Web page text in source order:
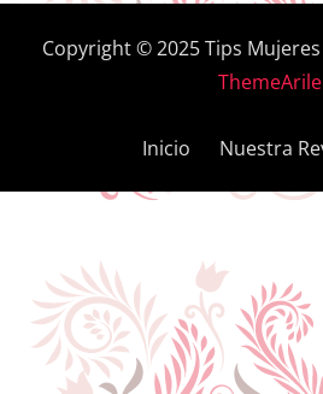
Copyright © 2025 Tips Mujeres
ThemeArile
Inicio Nuestra